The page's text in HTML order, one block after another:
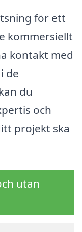
för ett
kommersiellt
kontakt med
de
du
och
projekt ska
utan